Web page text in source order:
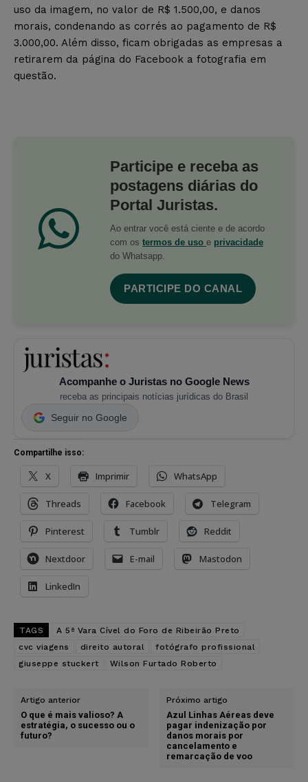
uso da imagem, no valor de R$ 1.500,00, e danos
morais, condenando as corrés ao pagamento de R$
3.000,00. Além disso, ficam obrigadas as empresas a
retirarem da página do Facebook a fotografia em
questão.
Participe e receba as
postagens diárias do
Portal Juristas.
Ao entrar você está ciente e de acordo
com os termos de uso e privacidade
do Whatsapp.
PARTICIPE DO CANAL
Acompanhe o Juristas no Google News
receba as principais notícias jurídicas do Brasil
Seguir no Google
Compartilhe isso:
X Imprimir WhatsApp
Threads Facebook Telegram
Pinterest Tumblr Reddit
Nextdoor E-mail Mastodon
LinkedIn
TAGS
A 5ª Vara Cível do Foro de Ribeirão Preto
cvc viagens
direito autoral
fotógrafo profissional
giuseppe stuckert
Wilson Furtado Roberto
Artigo anterior
O que é mais valioso? A
estratégia, o sucesso ou o
futuro?
Próximo artigo
Azul Linhas Aéreas deve
pagar indenização por
danos morais por
cancelamento e
remarcação de voo